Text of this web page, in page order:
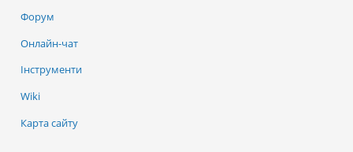
Форум
Онлайн-чат
Інструменти
Wiki
Карта сайту